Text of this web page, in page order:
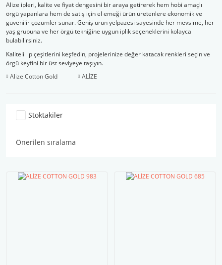
Alize ipleri, kalite ve fiyat dengesini bir araya getirerek hem hobi amaçlı
örgü yapanlara hem de satış için el emeği ürün üretenlere ekonomik ve
güvenilir çözümler sunar. Geniş ürün yelpazesi sayesinde her mevsime, her
yaş grubuna ve her örgü tekniğine uygun iplik seçeneklerini kolayca
bulabilirsiniz.
Kaliteli ip çeşitlerini keşfedin, projelerinize değer katacak renkleri seçin ve
örgü keyfini bir üst seviyeye taşıyın.
Alize Cotton Gold
ALİZE
Stoktakiler